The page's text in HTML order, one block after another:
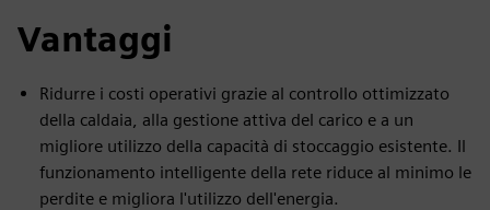
Vantaggi
Ridurre i costi operativi grazie al controllo ottimizzato
della caldaia, alla gestione attiva del carico e a un
migliore utilizzo della capacità di stoccaggio esistente. Il
funzionamento intelligente della rete riduce al minimo le
perdite e migliora l'utilizzo dell'energia.